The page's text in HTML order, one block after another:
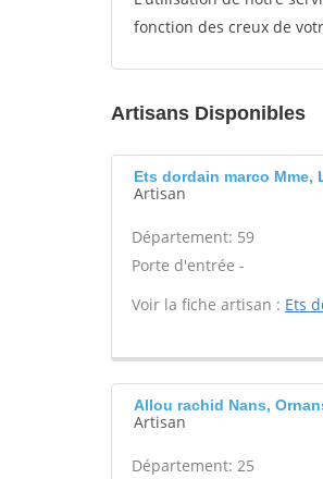
fonction des creux de
Artisans Disponibles
Ets dordain marco Mme,
Artisan
Département: 59
Porte d'entrée -
Voir la fiche artisan : Ets
Allou rachid Nans,
Artisan
Département: 25